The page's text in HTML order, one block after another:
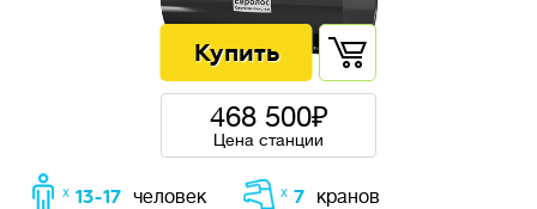
468 500
Цена станции
ᕁ 13-17 человек ᕁ 7 кранов
Накопительные
(выгребные ямы, герметичные
резервуары) — накопление
сточных вод без очистки,
требует регулярной откачки
ассенизаторской машиной.
— сточных воды осаждаются